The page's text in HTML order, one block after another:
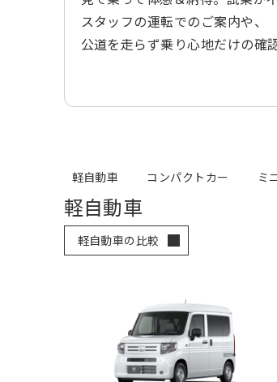
スタッフの運転でのご案内や、
公道を走らず乗り心地だけの確
軽自動車 コンパクトカー ミ
軽自動車
軽自動車の比較